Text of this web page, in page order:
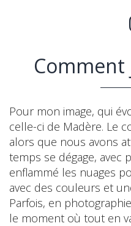
Comment
Pour mon image, qui
celle-ci de Madère. Le
alors que nous avons
temps se dégage, avec
enflammé les nuages
avec des couleurs et
Parfois, en
le moment où tout en